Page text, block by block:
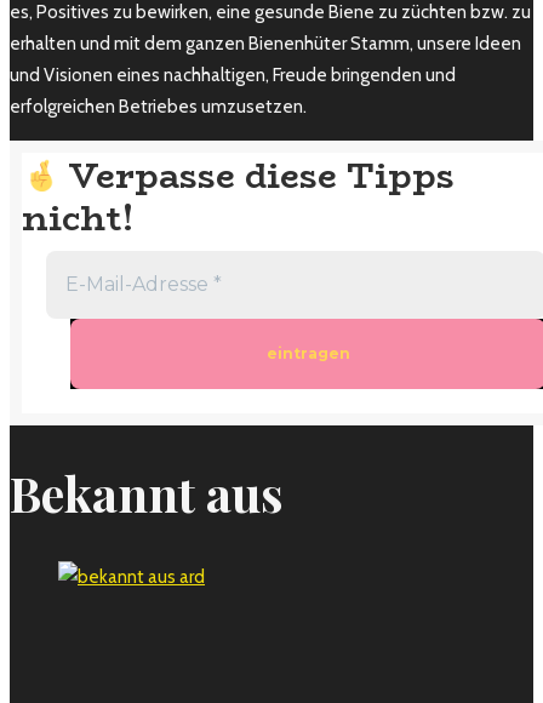
es, Positives zu bewirken, eine gesunde Biene zu züchten bzw. zu
erhalten und mit dem ganzen Bienenhüter Stamm, unsere Ideen
und Visionen eines nachhaltigen, Freude bringenden und
erfolgreichen Betriebes umzusetzen.
Verpasse diese Tipps
nicht!
Bekannt aus